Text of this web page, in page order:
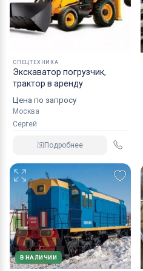
СПЕЦТЕХНИКА
Экскаватор погрузчик,
трактор в аренду
Цена по запросу
Москва
Сергей
Подробнее
В НАЛИЧИИ